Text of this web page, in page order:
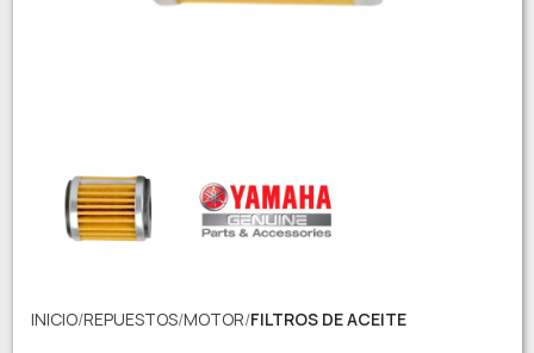
INICIO REPUESTOS MOTOR FILTROS DE ACEITE